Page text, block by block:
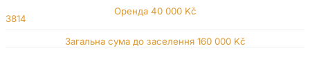
Оренда40 000 Kč
Загальна сума до заселення 160 000 Kč
3814